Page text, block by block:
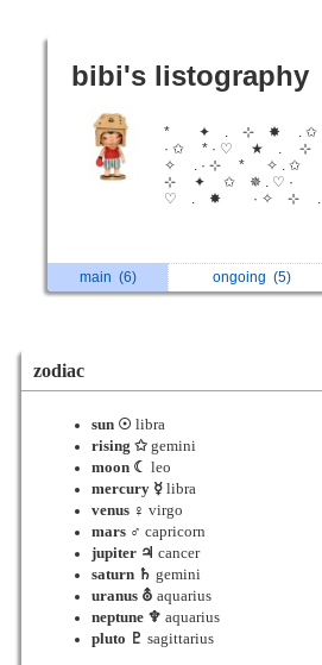
bibi's listography
* ✦ . ⊹ ✸ . ✩
· ✩ * · ♡ ★ . ⊹
✧ . · ⊹ * ✧ . ✩
⊹ ✦ ✩ ✵ . ♡ ·
♡ . ✸ · ✧ ⊹ .
main (6) ongoing (5)
zodiac
sun ☉ libra
rising ✩gemini
moon ☾ leo
mercury ☿libra
venus ♀ virgo
mars ♂ capricorn
jupiter ♃ cancer
saturn ♄ gemini
uranus ⛢ aquarius
neptune ♆ aquarius
pluto ♇ sagittarius